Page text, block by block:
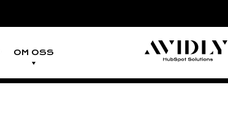
OM OSS